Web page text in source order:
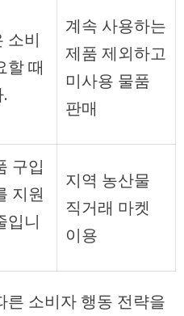
소비
할 때
계속 사용하는
제품 제외하고
미사용 물품
판매
구입
지원
입니
지역 농산물
직거래 마켓
이용
른 소비자 행동 전략을